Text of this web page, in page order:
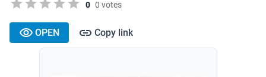
0 0 votes
OPEN Copy link